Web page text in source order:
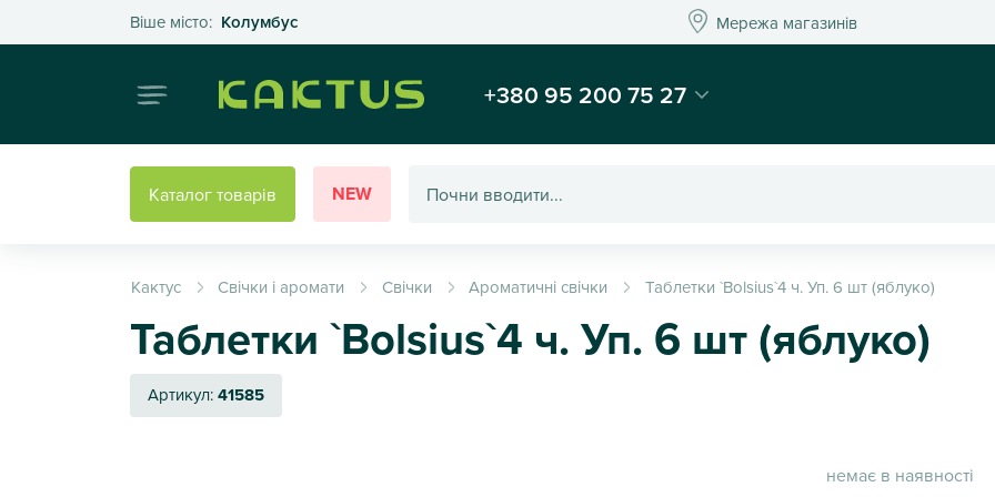
Віше місто: КолумбусОберіть своє місто Мережа магазинівМережа магазинів
Інтернет-магазин подарунків та декору - Kaktus
+380 95 200 75 27
Каталог товарів NEW
Кактус Свічки і аромати Свічки Ароматичні свічки Таблетки `Bolsius`4 ч. Уп. 6 шт (яблуко)
Таблетки `Bolsius`4 ч. Уп. 6 шт (яблуко)
Артикул:41585
немає в наявності